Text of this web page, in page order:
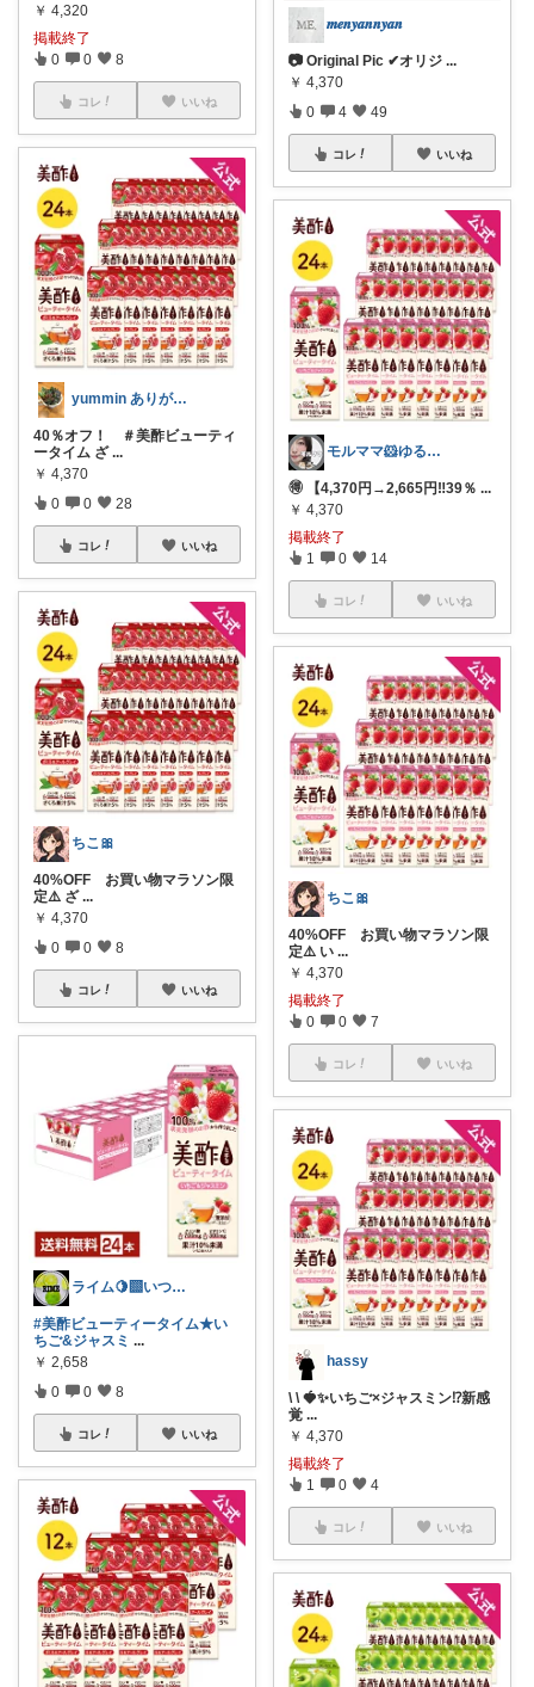
￥ 4,320
掲載終了
0 0 8
コレ いいね
yummin ありがとうございます♡
40％オフ！ ＃美酢ビューティ
ータイム ざ ...
￥ 4,370
0 0 28
コレ いいね
ちこ🎀
40%OFF お買い物マラソン限
定⚠️ ざ ...
￥ 4,370
0 0 8
コレ いいね
ライム🍋‍🟩いつもありがとう🫶
#美酢ビューティータイム★い
ちご&ジャスミ ...
￥ 2,658
0 0 8
コレ いいね
𝒎𝒆𝒏𝒚𝒂𝒏𝒏𝒚𝒂𝒏
📷 Original Pic ✔︎オリジ ...
￥ 4,370
0 4 49
コレ いいね
モルママ🐹ゆるシンプルな暮らし♡
🉐 【4,370円→2,665円‼️39％ ...
￥ 4,370
掲載終了
1 0 14
コレ いいね
ちこ🎀
40%OFF お買い物マラソン限
定⚠️ い ...
￥ 4,370
掲載終了
0 0 7
コレ いいね
hassy
\ \ 🍓✨いちご×ジャスミン⁉️新感
覚 ...
￥ 4,370
掲載終了
1 0 4
コレ いいね